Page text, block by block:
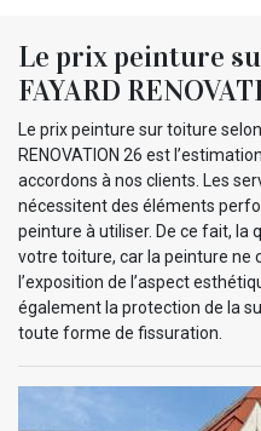
Le prix peinture
FAYARD
Le prix peinture sur toiture
RENOVATION 26 est
accordons à nos clients. Les
nécessitent des éléments
peinture à utiliser. De ce fait,
votre toiture, car la peinture ne
l’exposition de l’aspect
également la protection de la
toute forme de fissuration.